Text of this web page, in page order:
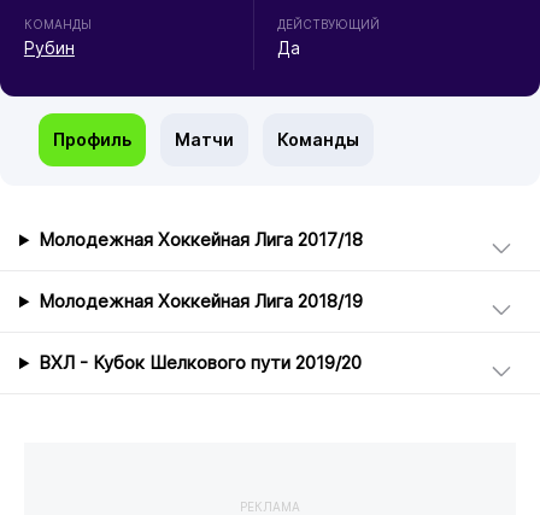
КОМАНДЫ
Рубин
ДЕЙСТВУЮЩИЙ
Да
Профиль Матчи Команды
Молодежная Хоккейная Лига 2017/18
Молодежная Хоккейная Лига 2018/19
ВХЛ - Кубок Шелкового пути 2019/20
РЕКЛАМА